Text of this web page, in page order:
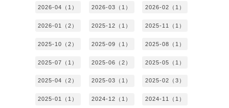
2026-04（1） 2026-03（1） 2026-02（1）
2026-01（2） 2025-12（1） 2025-11（1）
2025-10（2） 2025-09（1） 2025-08（1）
2025-07（1） 2025-06（2） 2025-05（1）
2025-04（2） 2025-03（1） 2025-02（3）
2025-01（1） 2024-12（1） 2024-11（1）